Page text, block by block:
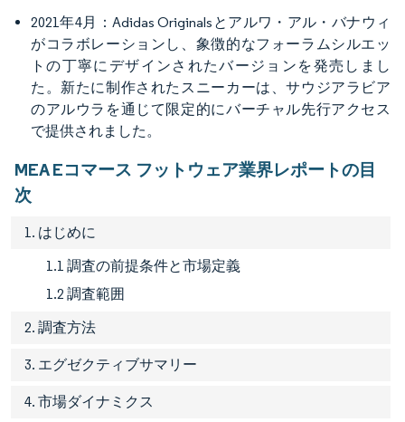
2021年4月：Adidas Originalsとアルワ・アル・バナウィ
がコラボレーションし、象徴的なフォーラムシルエッ
トの丁寧にデザインされたバージョンを発売しまし
た。新たに制作されたスニーカーは、サウジアラビア
のアルウラを通じて限定的にバーチャル先行アクセス
で提供されました。
MEA Eコマース フットウェア業界レポートの目
次
1. はじめに
1.1 調査の前提条件と市場定義
1.2 調査範囲
2. 調査方法
3. エグゼクティブサマリー
4. 市場ダイナミクス